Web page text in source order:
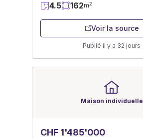
4.5 162m2
Voir la source
Publié il y a 32 jours
Maison individuelle
CHF 1'485'000